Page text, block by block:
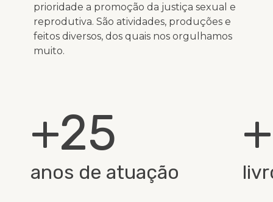
prioridade a promoção da justiça sexual e
reprodutiva. São atividades, produções e
feitos diversos, dos quais nos orgulhamos
muito.
+25
anos de atuação